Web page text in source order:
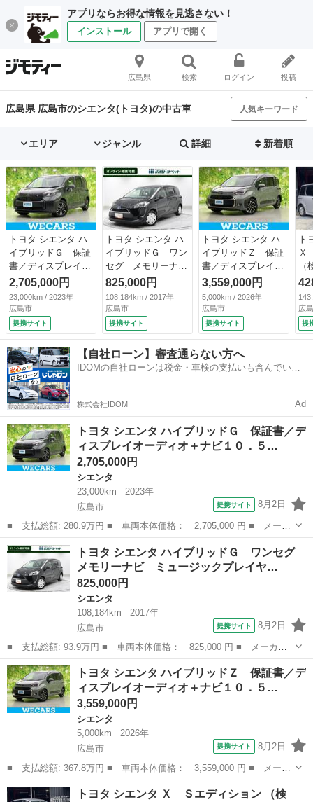
アプリならお得な情報を見逃さない！
インストール アプリで開く
広島県 検索 ログイン 投稿
広島県 広島市のシエンタ(トヨタ)の中古車 人気キーワード
エリア ジャンル 詳細 新着順
トヨタ シエンタ ハ
イブリッドＧ 保証
書／ディスプレイオ
ーディオ＋ナビ１
０．５インチ／トヨ
タセーフティセンス
／両側電動スライド
ドア／車線逸脱防止
支援システム／ヘッ
ドランプ ＬＥＤ／
ＥＴＣ２．０／ＥＢ
Ｄ付ＡＢＳ （検
8.11）
2,705,000円
23,000km / 2023年
広島市
提携サイト
トヨタ シエンタ ハ
イブリッドＧ ワン
セグ メモリーナ
ビ ミュージックプ
レイヤー接続可 バ
ックカメラ 衝突被
害軽減システム Ｅ
ＴＣ ドラレコ 両
側電動スライド 乗
車定員７人 ３列シ
ート ワンオーナ
整備付）
825,000円
108,184km / 2017年
広島市
提携サイト
トヨタ シエンタ ハ
イブリッドＺ 保証
書／ディスプレイオ
ーディオ＋ナビ１
０．５インチ／トヨ
タセーフティセンス
／両側電動スライド
ドア／シートヒータ
ー 前席／パノラミ
ックビューモニター
／車線逸脱防止支援
3,559,000円
5,000km / 2026年
広島市
提携サイト
ト
Ｘ
広
提
【自社ローン】審査通らない方へ
IDOMの自社ローンは税金・車検の支払いも含んでいる
株式会社IDOM Ad
トヨタ シエンタ ハイブリッドＧ 保証書／デ
ィスプレイオーディオ＋ナビ１０．５…
2,705,000円
シエンタ
23,000km
2023年
広島市
提携サイト 8月2日
■ 支払総額: 280.9万円 ■ 車両本体価格： 2,705,000 円 ■ メーカ
ー名： トヨタ ■ 車種名： シエンタ ■ グレード名： ハイブリ
ッドＧ 保証書／ディスプレイオーディオ＋ナビ１０．５インチ／ト
ヨタセー...
広島 広島市 シエンタ
トヨタ シエンタ ハイブリッドＧ ワンセグ
メモリーナビ ミュージックプレイヤ…
825,000円
シエンタ
108,184km
2017年
広島市
提携サイト 8月2日
■ 支払総額: 93.9万円 ■ 車両本体価格： 825,000 円 ■ メーカー
名： トヨタ ■ 車種名： シエンタ ■ グレード名： ハイブリッ
ドＧ ワンセグ メモリーナビ ミュージックプレイヤー接続可 バ
ックカメラ ...
広島 広島市 シエンタ
トヨタ シエンタ ハイブリッドＺ 保証書／デ
ィスプレイオーディオ＋ナビ１０．５…
3,559,000円
シエンタ
5,000km
2026年
広島市
提携サイト 8月2日
■ 支払総額: 367.8万円 ■ 車両本体価格： 3,559,000 円 ■ メーカ
ー名： トヨタ ■ 車種名： シエンタ ■ グレード名： ハイブリ
ッドＺ 保証書／ディスプレイオーディオ＋ナビ１０．５インチ／ト
広島 広島市 シエンタ
トヨタ シエンタ Ｘ Ｓエディション （検